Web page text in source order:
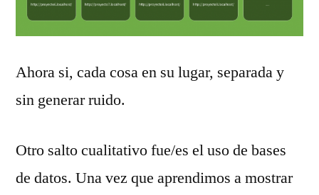
Ahora si, cada cosa en su lugar, separada y
sin generar ruido.
Otro salto cualitativo fue/es el uso de bases
de datos. Una vez que aprendimos a mostrar